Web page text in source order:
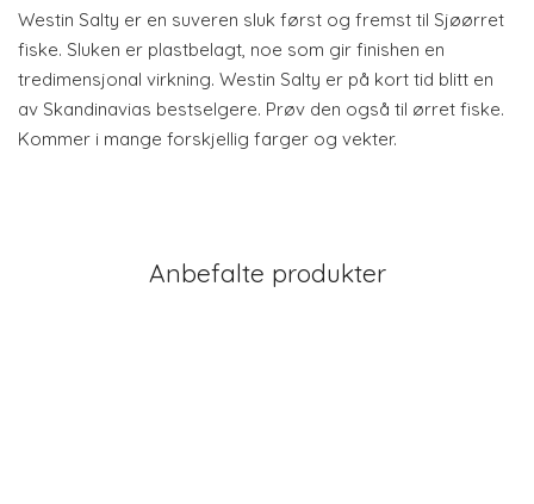
Westin Salty er en suveren sluk først og fremst til Sjøørret
fiske. Sluken er plastbelagt, noe som gir finishen en
tredimensjonal virkning. Westin Salty er på kort tid blitt en
av Skandinavias bestselgere. Prøv den også til ørret fiske.
Kommer i mange forskjellig farger og vekter.
Anbefalte produkter